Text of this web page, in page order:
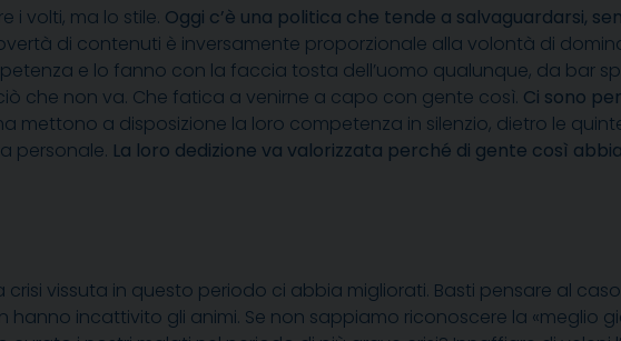
i volti, ma lo stile. Oggi c’è una politica che tende a salvaguardarsi,
di contenuti è inversamente proporzionale alla volontà di
e lo fanno con la faccia tosta dell’uomo qualunque, da bar
che non va. Che fatica a venirne a capo con gente così. Ci sono
mettono a disposizione la loro competenza in silenzio, dietro le
personale. La loro dedizione va valorizzata perché di gente così
vissuta in questo periodo ci abbia migliorati. Basti pensare al
incattivito gli animi. Se non sappiamo riconoscere la «meglio